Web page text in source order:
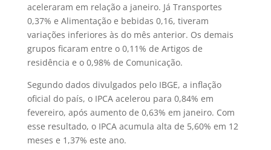
aceleraram em relação a janeiro. Já Transportes
0,37% e Alimentação e bebidas 0,16, tiveram
variações inferiores às do mês anterior. Os demais
grupos ficaram entre o 0,11% de Artigos de
residência e o 0,98% de Comunicação.
Segundo dados divulgados pelo IBGE, a inflação
oficial do país, o IPCA acelerou para 0,84% em
fevereiro, após aumento de 0,63% em janeiro. Com
esse resultado, o IPCA acumula alta de 5,60% em 12
meses e 1,37% este ano.